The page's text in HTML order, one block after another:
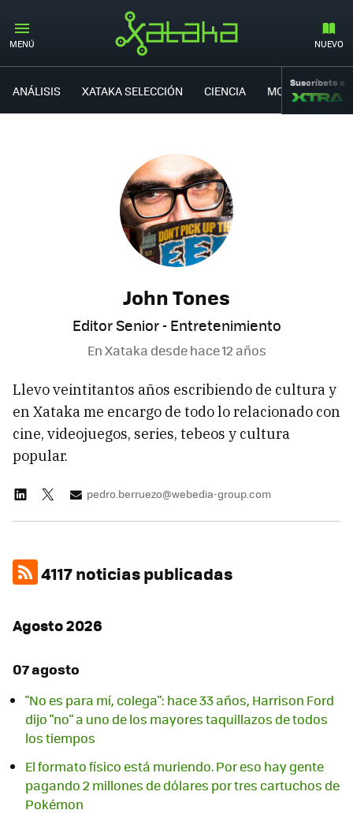
MENÚ NUEVO
ANÁLISIS XATAKA SELECCIÓN CIENCIA MOVILIDAD
Suscríbete a
John Tones
Editor Senior - Entretenimiento
En Xataka desdehace 12 años
Llevo veintitantos años escribiendo de cultura y
en Xataka me encargo de todo lo relacionado con
cine, videojuegos, series, tebeos y cultura
popular.
pedro.berruezo@webedia-group.com
4117 noticias publicadas
Agosto 2026
07 agosto
"No es para mí, colega": hace 33 años, Harrison Ford
dijo "no" a uno de los mayores taquillazos de todos
los tiempos
El formato físico está muriendo. Por eso hay gente
pagando 2 millones de dólares por tres cartuchos de
Pokémon